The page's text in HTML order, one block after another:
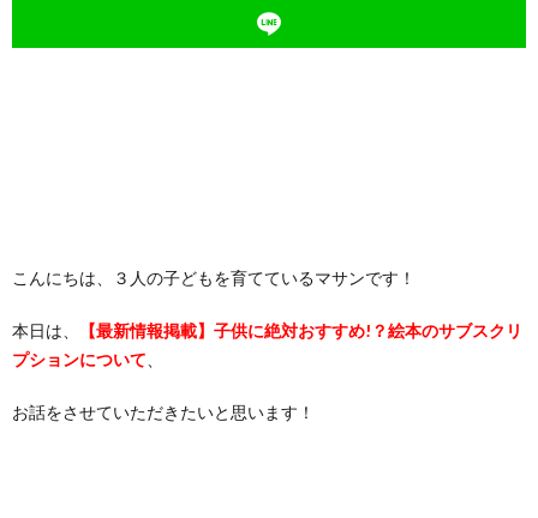
こんにちは、３人の子どもを育てているマサンです！
本日は、 【最新情報掲載】子供に絶対おすすめ!？絵本のサブスクリ
プションについて
お話をさせていただきたいと思います！